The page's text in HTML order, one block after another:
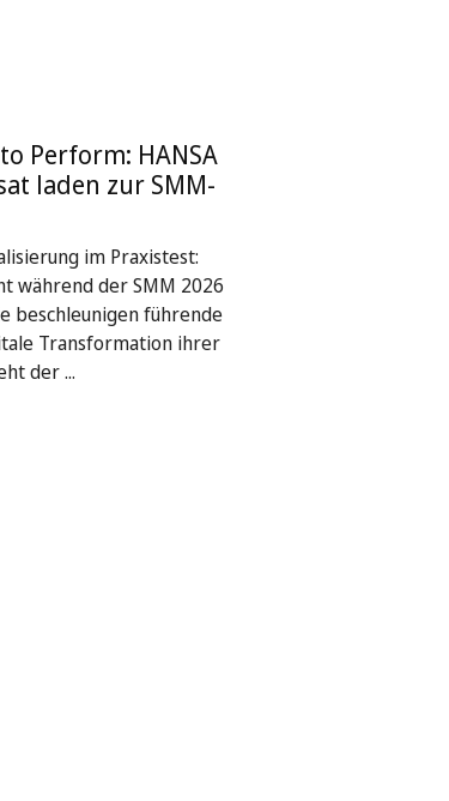
Perform: HANSA
laden zur SMM-
im Praxistest:
während der SMM 2026
beschleunigen führende
Transformation ihrer
der ...